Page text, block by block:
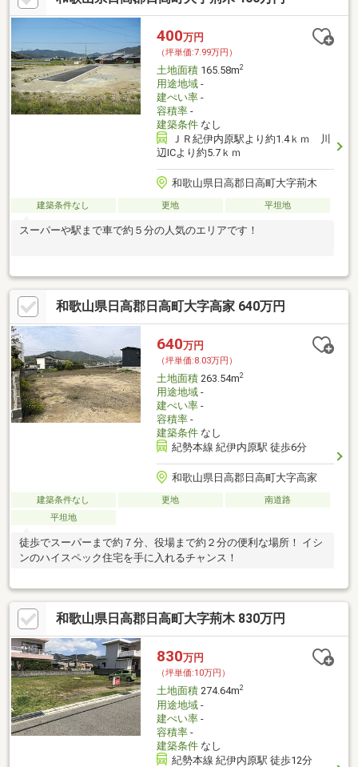
400万円
（坪単価:7.99万円）
土地面積165.58m2
用途地域-
建ぺい率-
容積率-
建築条件なし
ＪＲ紀伊内原駅より約1.4ｋｍ 川
辺ICより約5.7ｋｍ
和歌山県日高郡日高町大字荊木
建築条件なし 更地 平坦地
スーパーや駅まで車で約５分の人気のエリアです！
和歌山県日高郡日高町大字高家 640万円
640万円
（坪単価:8.03万円）
土地面積263.54m2
用途地域-
建ぺい率-
容積率-
建築条件なし
紀勢本線 紀伊内原駅 徒歩6分
和歌山県日高郡日高町大字高家
建築条件なし 更地
南道路
平坦地
徒歩でスーパーまで約７分、役場まで約２分の便利な場所！ イシ
ンのハイスペック住宅を手に入れるチャンス！
和歌山県日高郡日高町大字荊木 830万円
830万円
（坪単価:10万円）
土地面積274.64m2
用途地域-
建ぺい率-
容積率-
建築条件なし
紀勢本線 紀伊内原駅 徒歩12分